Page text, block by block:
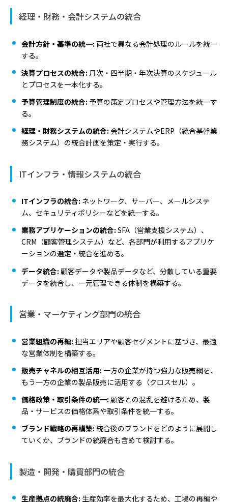
経理・財務・会計システムの統合
会計方針・基準の統一: 両社で異なる会計処理のルールを統一
する。
決算プロセスの統合: 月次・四半期・年次決算のスケジュール
とプロセスを一本化する。
予算管理制度の統合: 予算の策定プロセスや管理方法を統一す
る。
経理・財務システムの統合: 会計システムやERP（統合基幹業
務システム）の統合計画を策定・実行する。
ITインフラ・情報システムの統合
ITインフラの統合: ネットワーク、サーバー、メールシステ
ム、セキュリティポリシーなどを統一する。
業務アプリケーションの統合: SFA（営業支援システム）、
CRM（顧客管理システム）など、各部門が利用するアプリケ
ーションの選定・統合を進める。
データ統合: 顧客データや製品データなど、分散している重要
データを統合し、一元管理できる体制を構築する。
営業・マーケティング部門の統合
営業組織の再編: 担当エリアや顧客セグメントに基づき、最適
な営業体制を構築する。
販売チャネルの相互活用: 一方の企業が持つ強力な販売網を、
もう一方の企業の製品販売に活用する（クロスセル）。
価格政策・取引条件の統一: 顧客との混乱を避けるため、製
品・サービスの価格体系や取引条件を統一する。
ブランド戦略の再構築: 統合後のブランドをどのように展開し
ていくか、ブランドの統廃合も含めて検討する。
製造・開発・購買部門の統合
生産拠点の統廃合: 生産効率を最大化するため、工場の再編や